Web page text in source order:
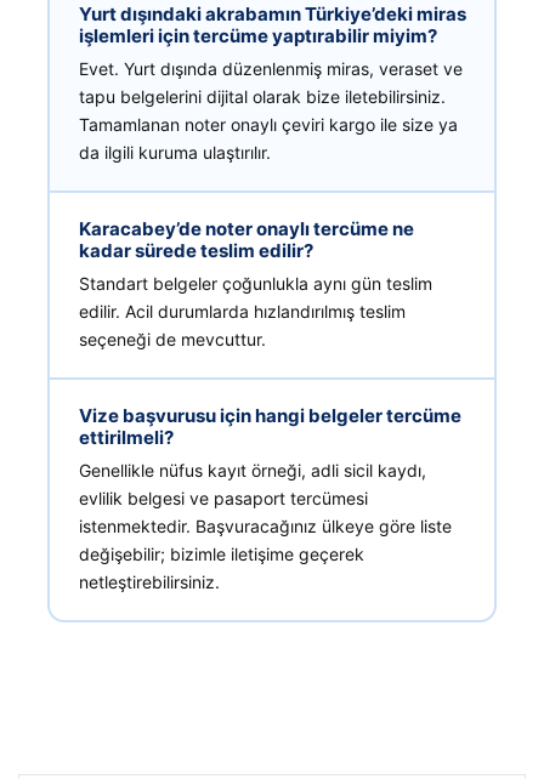
Yurt dışındaki akrabamın Türkiye’deki miras
işlemleri için tercüme yaptırabilir miyim?
Evet. Yurt dışında düzenlenmiş miras, veraset ve
tapu belgelerini dijital olarak bize iletebilirsiniz.
Tamamlanan noter onaylı çeviri kargo ile size ya
da ilgili kuruma ulaştırılır.
Karacabey’de noter onaylı tercüme ne
kadar sürede teslim edilir?
Standart belgeler çoğunlukla aynı gün teslim
edilir. Acil durumlarda hızlandırılmış teslim
seçeneği de mevcuttur.
Vize başvurusu için hangi belgeler tercüme
ettirilmeli?
Genellikle nüfus kayıt örneği, adli sicil kaydı,
evlilik belgesi ve pasaport tercümesi
istenmektedir. Başvuracağınız ülkeye göre liste
değişebilir; bizimle iletişime geçerek
netleştirebilirsiniz.